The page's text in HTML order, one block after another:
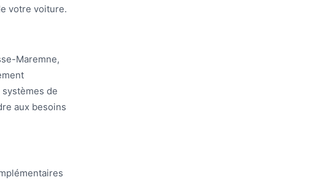
votre voiture.
Maremne,
de
aux besoins